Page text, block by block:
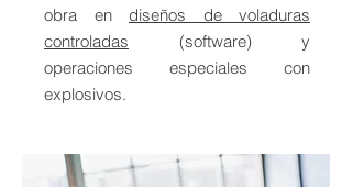
obra en diseños de voladuras
controladas (software) y
operaciones especiales con
explosivos.